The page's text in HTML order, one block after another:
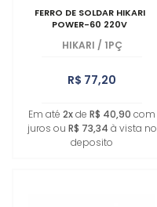
FERRO DE SOLDAR HIKARI
POWER-60 220V
HIKARI / 1PÇ
R$ 77,20
Em até 2xde R$ 40,90 com
juros ou R$ 73,34 à vista no
deposito